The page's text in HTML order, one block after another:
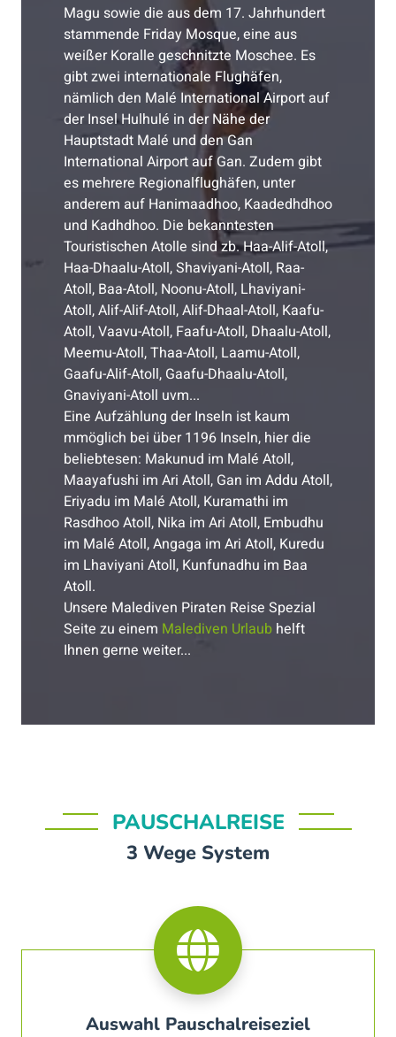
Magu sowie die aus dem 17. Jahrhundert
stammende Friday Mosque, eine aus
weißer Koralle geschnitzte Moschee. Es
gibt zwei internationale Flughäfen,
nämlich den Malé International Airport auf
der Insel Hulhulé in der Nähe der
Hauptstadt Malé und den Gan
International Airport auf Gan. Zudem gibt
es mehrere Regionalflughäfen, unter
anderem auf Hanimaadhoo, Kaadedhdhoo
und Kadhdhoo. Die bekanntesten
Touristischen Atolle sind zb. Haa-Alif-Atoll,
Haa-Dhaalu-Atoll, Shaviyani-Atoll, Raa-
Atoll, Baa-Atoll, Noonu-Atoll, Lhaviyani-
Atoll, Alif-Alif-Atoll, Alif-Dhaal-Atoll, Kaafu-
Atoll, Vaavu-Atoll, Faafu-Atoll, Dhaalu-Atoll,
Meemu-Atoll, Thaa-Atoll, Laamu-Atoll,
Gaafu-Alif-Atoll, Gaafu-Dhaalu-Atoll,
Gnaviyani-Atoll uvm...
Eine Aufzählung der Inseln ist kaum
mmöglich bei über 1196 Inseln, hier die
beliebtesen: Makunud im Malé Atoll,
Maayafushi im Ari Atoll, Gan im Addu Atoll,
Eriyadu im Malé Atoll, Kuramathi im
Rasdhoo Atoll, Nika im Ari Atoll, Embudhu
im Malé Atoll, Angaga im Ari Atoll, Kuredu
im Lhaviyani Atoll, Kunfunadhu im Baa
Atoll.
Unsere Malediven Piraten Reise Spezial
Seite zu einem Malediven Urlaub helft
Ihnen gerne weiter...
PAUSCHALREISE
3 Wege System
Auswahl Pauschalreiseziel